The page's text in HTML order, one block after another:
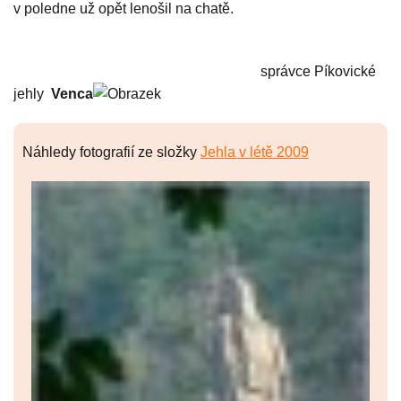
v poledne už opět lenošil na chatě.
správce Píkovické
jehly Venca
Náhledy fotografií ze složky Jehla v létě 2009